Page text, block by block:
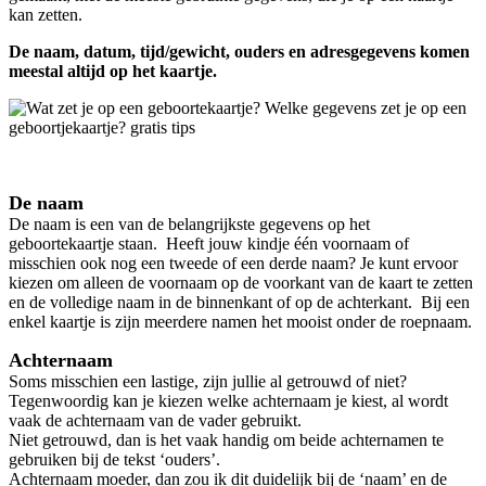
kan zetten.
De naam, datum, tijd/gewicht, ouders en adresgegevens komen
meestal altijd op het kaartje.
De naam
De naam is een van de belangrijkste gegevens op het
geboortekaartje staan. Heeft jouw kindje één voornaam of
misschien ook nog een tweede of een derde naam? Je kunt ervoor
kiezen om alleen de voornaam op de voorkant van de kaart te zetten
en de volledige naam in de binnenkant of op de achterkant. Bij een
enkel kaartje is zijn meerdere namen het mooist onder de roepnaam.
Achternaam
Soms misschien een lastige, zijn jullie al getrouwd of niet?
Tegenwoordig kan je kiezen welke achternaam je kiest, al wordt
vaak de achternaam van de vader gebruikt.
Niet getrouwd, dan is het vaak handig om beide achternamen te
gebruiken bij de tekst ‘ouders’.
Achternaam moeder, dan zou ik dit duidelijk bij de ‘naam’ en de